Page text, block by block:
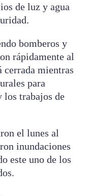
de luz y agua
bomberos y
rápidamente al
cerrada mientras
para
los trabajos de
el lunes al
inundaciones
este uno de los